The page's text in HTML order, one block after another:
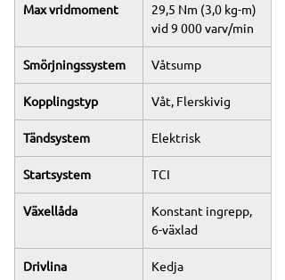
Max vridmoment
29,5 Nm (3,0 kg-m)
vid 9 000 varv/min
Smörjningssystem Våtsump
Kopplingstyp Våt, Flerskivig
Tändsystem Elektrisk
Startsystem TCI
Växellåda
Konstant ingrepp,
6-växlad
Drivlina Kedja